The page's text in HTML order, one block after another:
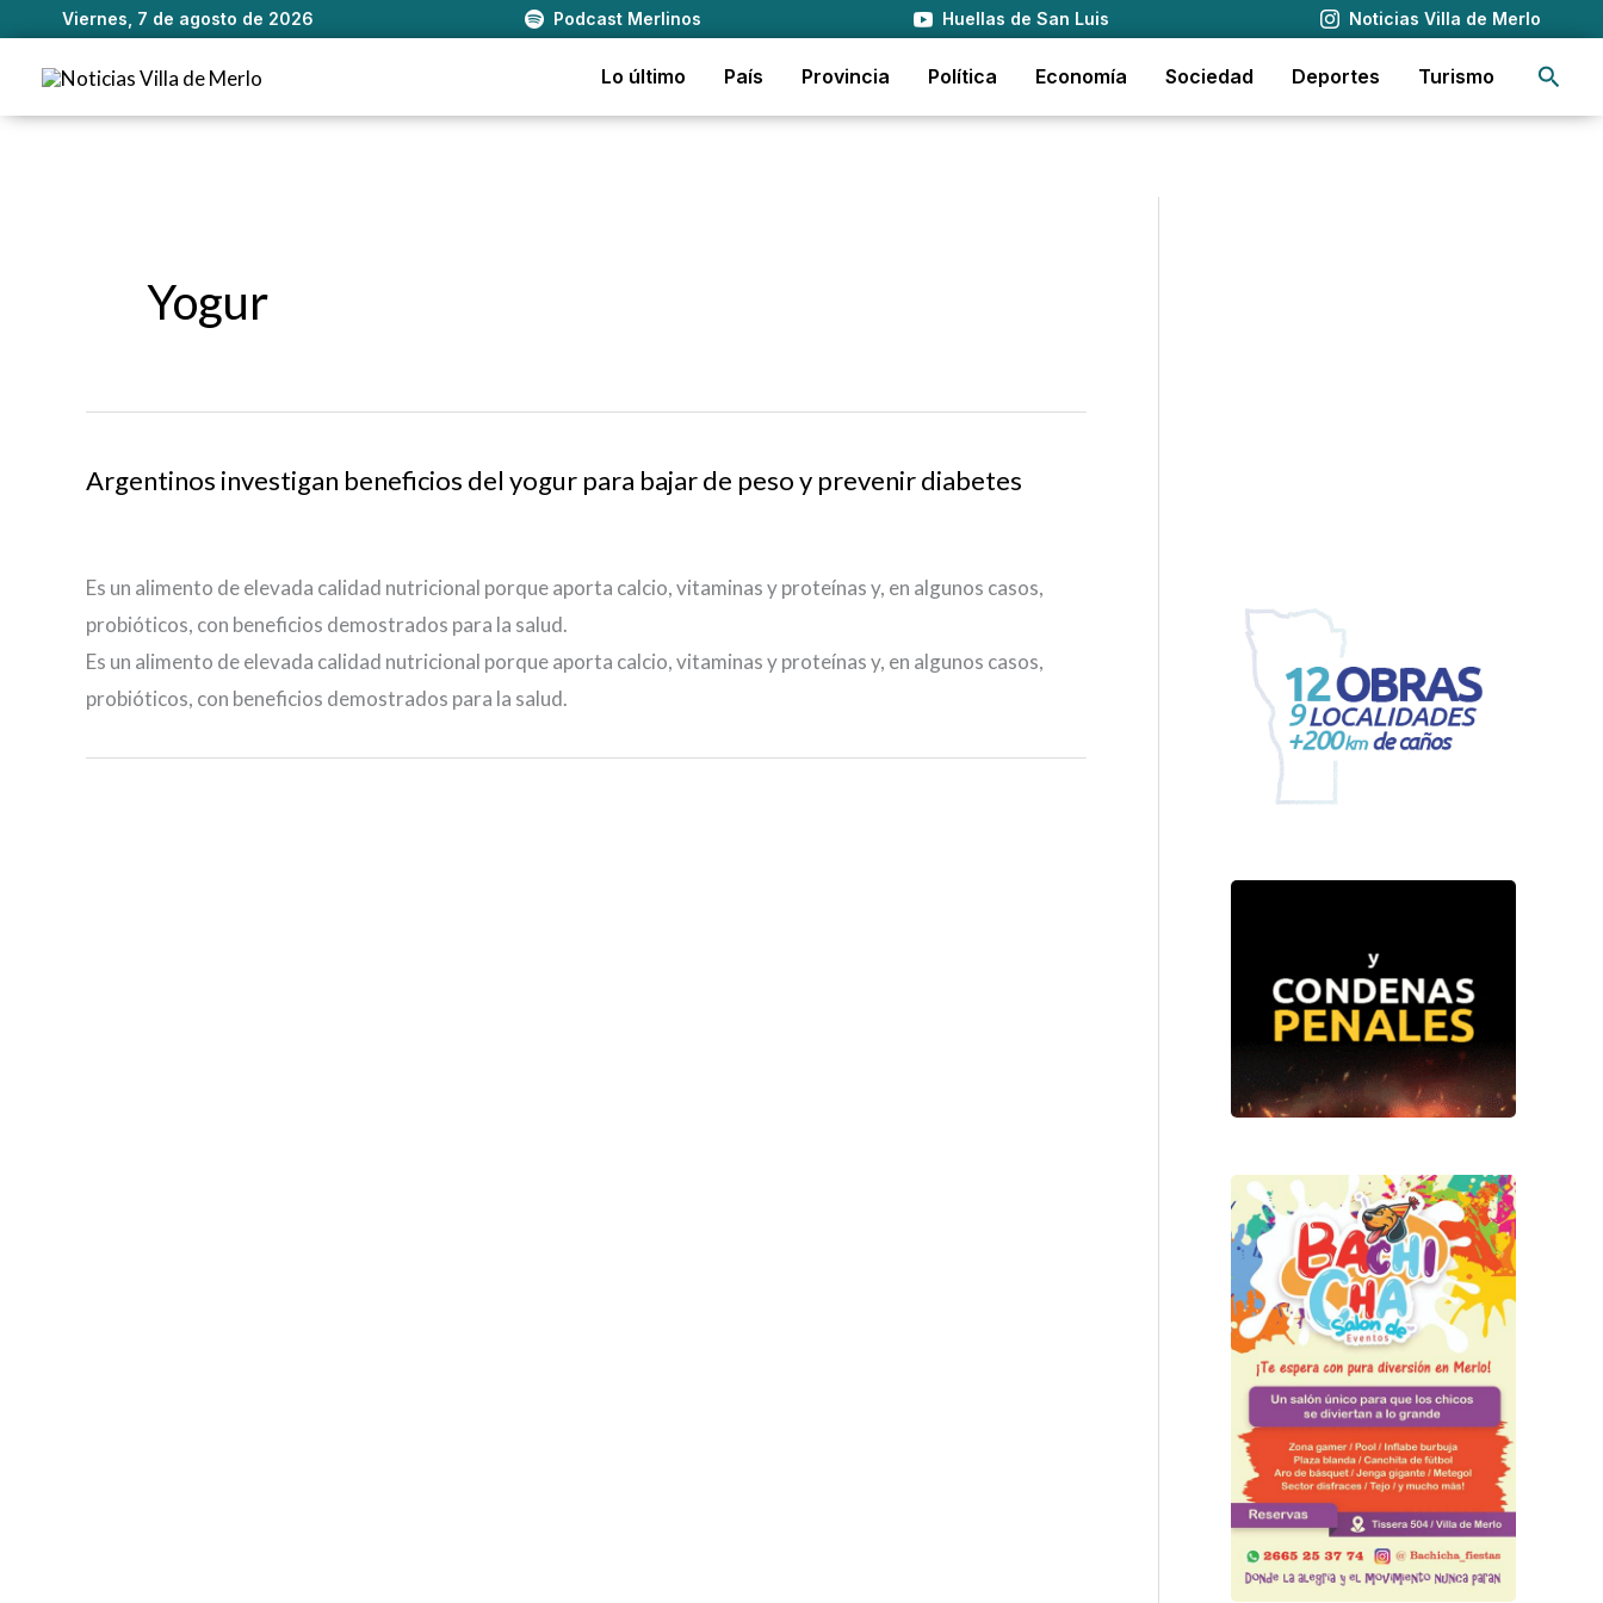
Viernes, 7 de agosto de 2026 Podcast Merlinos Huellas de San Luis Noticias Villa de Merlo
contenido
Lo último País Provincia Política Economía Sociedad Deportes Turismo
Yogur
Argentinos investigan beneficios del yogur para bajar de peso y prevenir diabetes
Es un alimento de elevada calidad nutricional porque aporta calcio, vitaminas y proteínas y, en algunos casos,
probióticos, con beneficios demostrados para la salud.
Es un alimento de elevada calidad nutricional porque aporta calcio, vitaminas y proteínas y, en algunos casos,
probióticos, con beneficios demostrados para la salud.